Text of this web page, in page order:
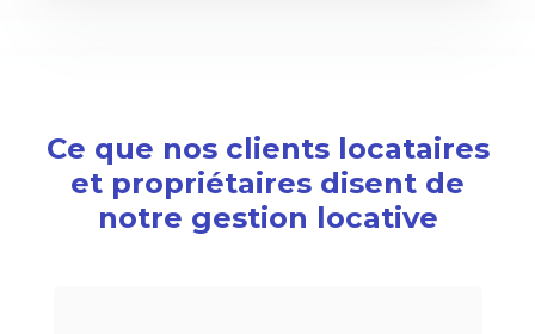
Ce que nos clients locataires
et propriétaires disent de
notre gestion locative